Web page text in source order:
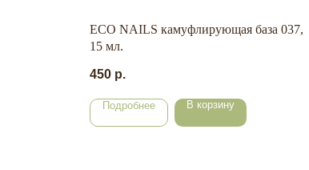
ECO NAILS камуфлирующая база 037,
15 мл.
450 р.
Подробнее В корзину